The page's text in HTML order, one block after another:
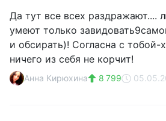
Да тут все всех раздражают....
умеют только
и обсирать)! Согласна с
ничего из себя не корчит!
Анна Кирюхина 8 799